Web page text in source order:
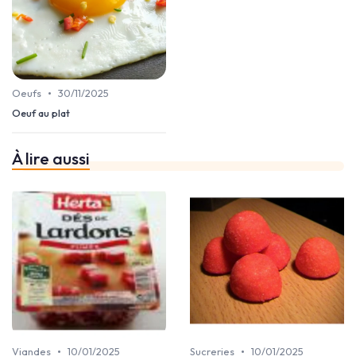
Oeufs • 30/11/2025
Oeuf au plat
À lire aussi
Viandes • 10/01/2025
Sucreries • 10/01/2025